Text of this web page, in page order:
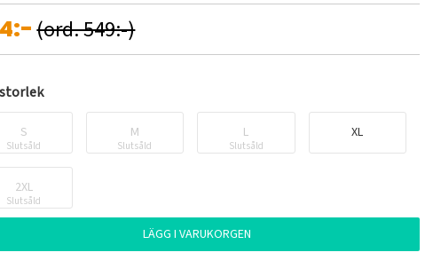
(ord. 549:-)
S
Slutsåld
M
Slutsåld
L
Slutsåld
XL
2XL
Slutsåld
LÄGG I VARUKORGEN